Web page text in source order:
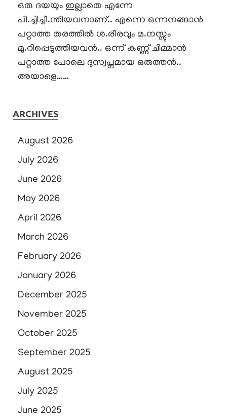
ഒരു ദയയും ഇല്ലാതെ എന്നേ
പി.ച്ചിച്ചീ.ന്തിയവനാണ്.. എന്നെ ഒന്നനങ്ങാൻ
പറ്റാത്ത തരത്തിൽ ശ.രീരവും മ.നസ്സും
മു.റിപ്പെടുത്തിയവൻ.. ഒന്ന് കണ്ണ് ചിമ്മാൻ
പറ്റാത്ത പോലെ ദുസ്വപ്നമായ ഒരുത്തൻ..
അയാളെ……
ARCHIVES
August 2026
July 2026
June 2026
May 2026
April 2026
March 2026
February 2026
January 2026
December 2025
November 2025
October 2025
September 2025
August 2025
July 2025
June 2025